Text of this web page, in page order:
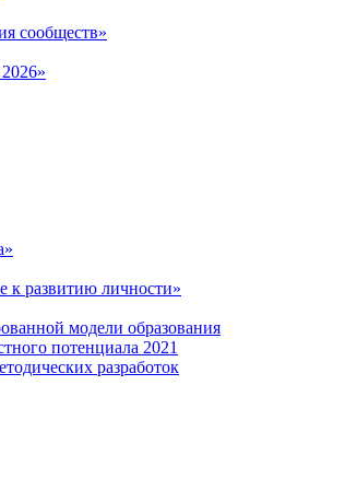
сообществ»
к развитию личности»
модели образования
потенциала 2021
разработок